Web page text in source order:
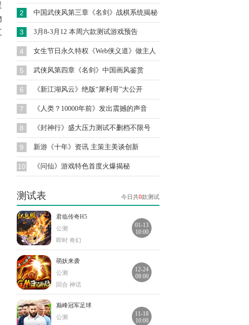
2 中国武侠风第三章《名剑》战棋系统揭秘
3 3月8-3月12 本周六款测试游戏预告
4 女生节日永久特权《Web侠义道》做主人
5 武侠风第四章《名剑》中国画风鉴赏
6 《新江湖风云》绝版“犀利哥”大公开
7 《人类？10000年前》发出震撼的声音
8 《封神行》盛大压力测试不删档不限号
9 新游《十年》资讯 主策主美谈创新
10 《问仙》游戏特色首度火爆揭秘
测试表 今日共0款测试
君临传奇H5
公测
即时 奇幻
01-13
10:00
萌妖来袭
公测
回合 神话
12-24
08:00
巅峰冠军足球
公测
11-18
10:00